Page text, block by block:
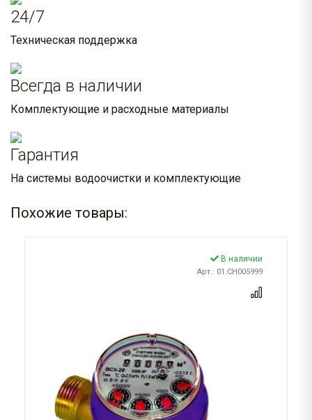
24/7
Техническая поддержка
Всегда в наличии
Комплектующие и расходные материалы
Гарантия
На системы водоочистки и комплектующие
Похожие товары:
В наличии
Арт.: 01.CH005999